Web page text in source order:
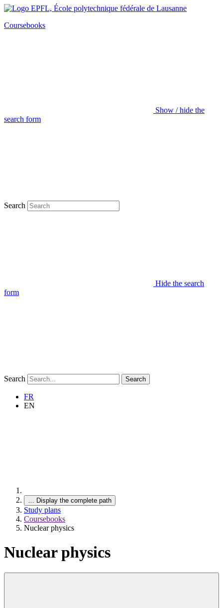
Coursebooks
Show / hide the
search form
Search
Hide the search
form
Search Search
FR
EN
… Display the complete path
Study plans
Coursebooks
Nuclear physics
Nuclear physics